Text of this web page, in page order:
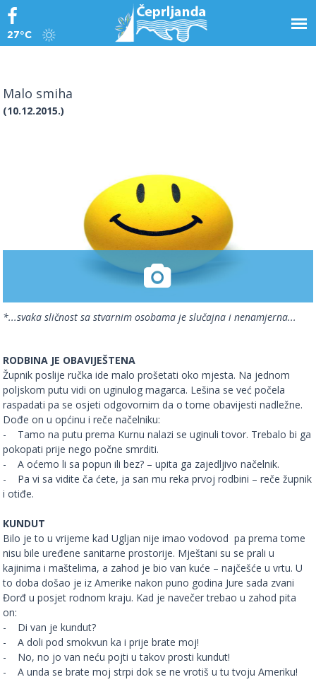
27°C
Malo smiha
(10.12.2015.)
*...svaka sličnost sa stvarnim osobama je slučajna i nenamjerna...
RODBINA JE OBAVIJEŠTENA
Župnik poslije ručka ide malo prošetati oko mjesta. Na jednom
poljskom putu vidi on uginulog magarca. Lešina se već počela
raspadati pa se osjeti odgovornim da o tome obavijesti nadležne.
Dođe on u općinu i reče načelniku:
- Tamo na putu prema Kurnu nalazi se uginuli tovor. Trebalo bi ga
pokopati prije nego počne smrditi.
- A oćemo li sa popun ili bez? – upita ga zajedljivo načelnik.
- Pa vi sa vidite ča ćete, ja san mu reka prvoj rodbini – reče župnik
i otiđe.
KUNDUT
Bilo je to u vrijeme kad Ugljan nije imao vodovod pa prema tome
nisu bile uređene sanitarne prostorije. Mještani su se prali u
kajinima i maštelima, a zahod je bio van kuće – najčešće u vrtu. U
to doba došao je iz Amerike nakon puno godina Jure sada zvani
Đorđ u posjet rodnom kraju. Kad je navečer trebao u zahod pita
on:
- Di van je kundut?
- A doli pod smokvun ka i prije brate moj!
- No, no jo van neću pojti u takov prosti kundut!
- A unda se brate moj strpi dok se ne vrotiš u tu tvoju Ameriku!